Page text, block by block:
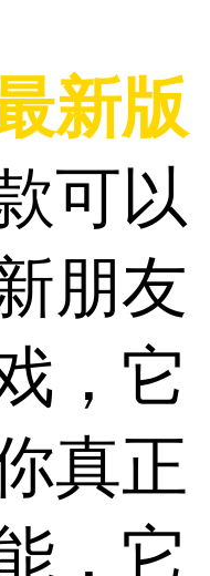
新版
可以
朋友
，它
真正
，它